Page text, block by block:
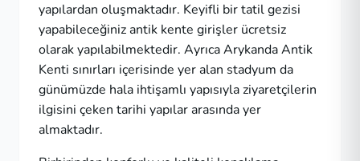
yapılardan oluşmaktadır. Keyifli bir tatil gezisi
yapabileceğiniz antik kente girişler ücretsiz
olarak yapılabilmektedir. Ayrıca Arykanda Antik
Kenti sınırları içerisinde yer alan stadyum da
günümüzde hala ihtişamlı yapısıyla ziyaretçilerin
ilgisini çeken tarihi yapılar arasında yer
almaktadır.